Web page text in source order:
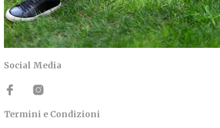
Social Media
Termini e Condizioni